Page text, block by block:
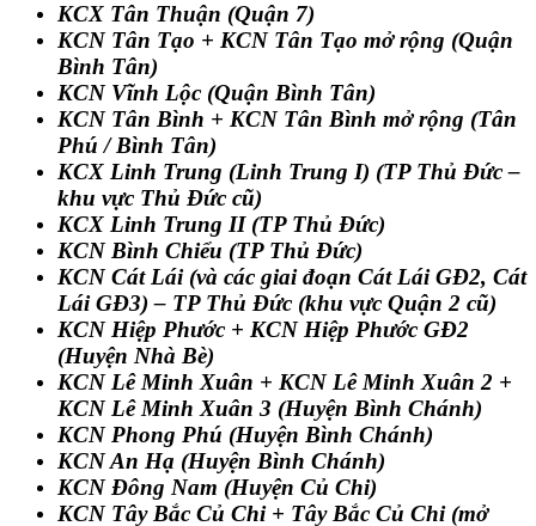
KCX Tân Thuận (Quận 7)
KCN Tân Tạo + KCN Tân Tạo mở rộng (Quận
Bình Tân)
KCN Vĩnh Lộc (Quận Bình Tân)
KCN Tân Bình + KCN Tân Bình mở rộng (Tân
Phú / Bình Tân)
KCX Linh Trung (Linh Trung I) (TP Thủ Đức –
khu vực Thủ Đức cũ)
KCX Linh Trung II(TP Thủ Đức)
KCN Bình Chiểu (TP Thủ Đức)
KCN Cát Lái(và các giai đoạn Cát Lái GĐ2, Cát
Lái GĐ3) – TP Thủ Đức (khu vực Quận 2 cũ)
KCN Hiệp Phước + KCN Hiệp Phước GĐ2
(Huyện Nhà Bè)
KCN Lê Minh Xuân + KCN Lê Minh Xuân 2 +
KCN Lê Minh Xuân 3 (Huyện Bình Chánh)
KCN Phong Phú (Huyện Bình Chánh)
KCN An Hạ (Huyện Bình Chánh)
KCN Đông Nam (Huyện Củ Chi)
KCN Tây Bắc Củ Chi+ Tây Bắc Củ Chi (mở